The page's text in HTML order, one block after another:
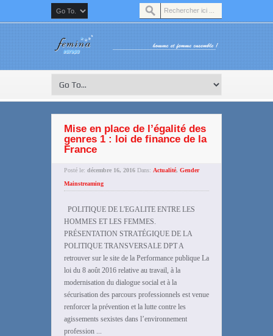
Mise en place de l’égalité des
genres 1 : loi de finance de la
France
Posté le: décembre 16, 2016 Dans: Actualité, Gender
Mainstreaming
POLITIQUE DE L'EGALITE ENTRE LES
HOMMES ET LES FEMMES.
PRÉSENTATION STRATÉGIQUE DE LA
POLITIQUE TRANSVERSALE DPT A
retrouver sur le site de la Performance publique La
loi du 8 août 2016 relative au travail, à la
modernisation du dialogue social et à la
sécurisation des parcours professionnels est venue
renforcer la prévention et la lutte contre les
agissements sexistes dans l’environnement
profession ...